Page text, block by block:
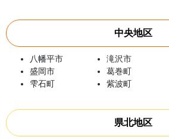
中央地区
八幡平市 滝沢市
盛岡市
葛巻町
雫石町
紫波町
県北地区